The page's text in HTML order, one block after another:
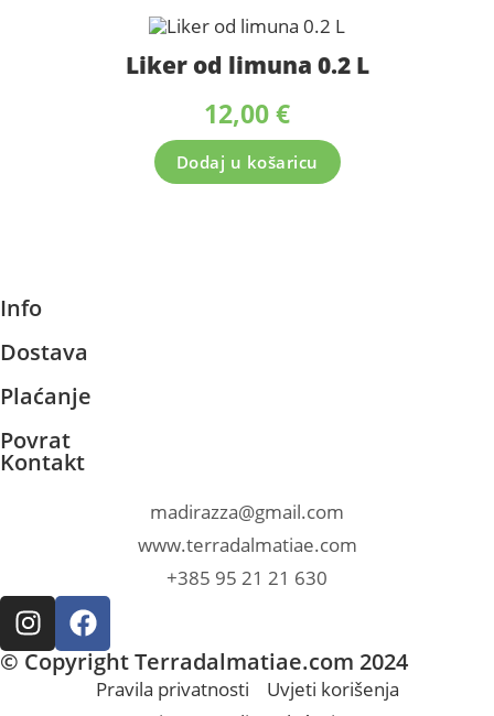
Liker od limuna 0.2 L
12,00€
Dodaj u košaricu
Info
Dostava
Plaćanje
Povrat
Kontakt
madirazza@gmail.com
www.terradalmatiae.com
+385 95 21 21 630
© Copyright Terradalmatiae.com 2024
Pravila privatnosti
Uvjeti korišenja